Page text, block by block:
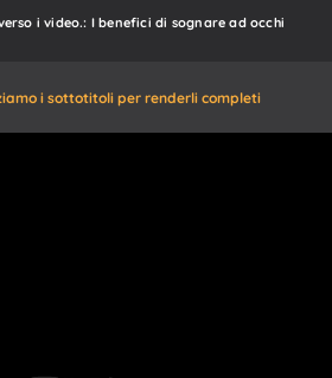
i video.: I benefici di sognare ad occhi
i sottotitoli per renderli completi